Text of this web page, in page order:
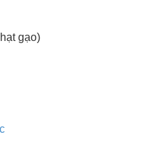
gạo)